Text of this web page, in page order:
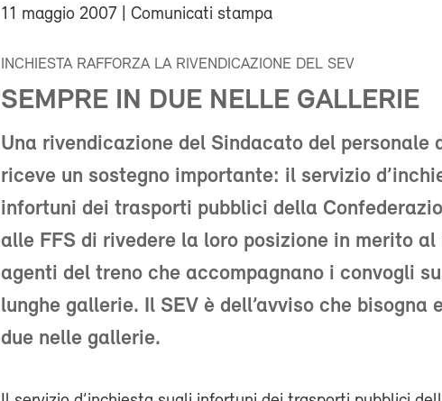
11 maggio 2007 | Comunicati stampa
INCHIESTA RAFFORZA LA RIVENDICAZIONE DEL SEV
SEMPRE IN DUE NELLE GALLERIE
Una rivendicazione del Sindacato del personale
riceve un sostegno importante: il servizio
infortuni dei trasporti pubblici della
alle FFS di rivedere la loro posizione in merito al
agenti del treno che accompagnano i convogli
lunghe gallerie. Il SEV è dell’avviso che bisogna
due nelle gallerie.